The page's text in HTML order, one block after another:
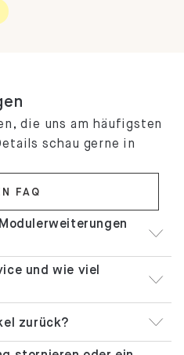
die uns am häufigsten
schau gerne in